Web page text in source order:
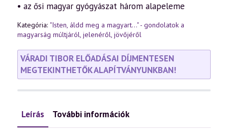
• az ősi magyar gyógyászat három alapeleme
Kategória: "Isten, áldd meg a magyart..." - gondolatok a
magyarság múltjáról, jelenéről, jövőjéről
VÁRADI TIBOR ELŐADÁSAI DÍJMENTESEN
MEGTEKINTHETŐK ALAPÍTVÁNYUNKBAN!
Leírás További információk